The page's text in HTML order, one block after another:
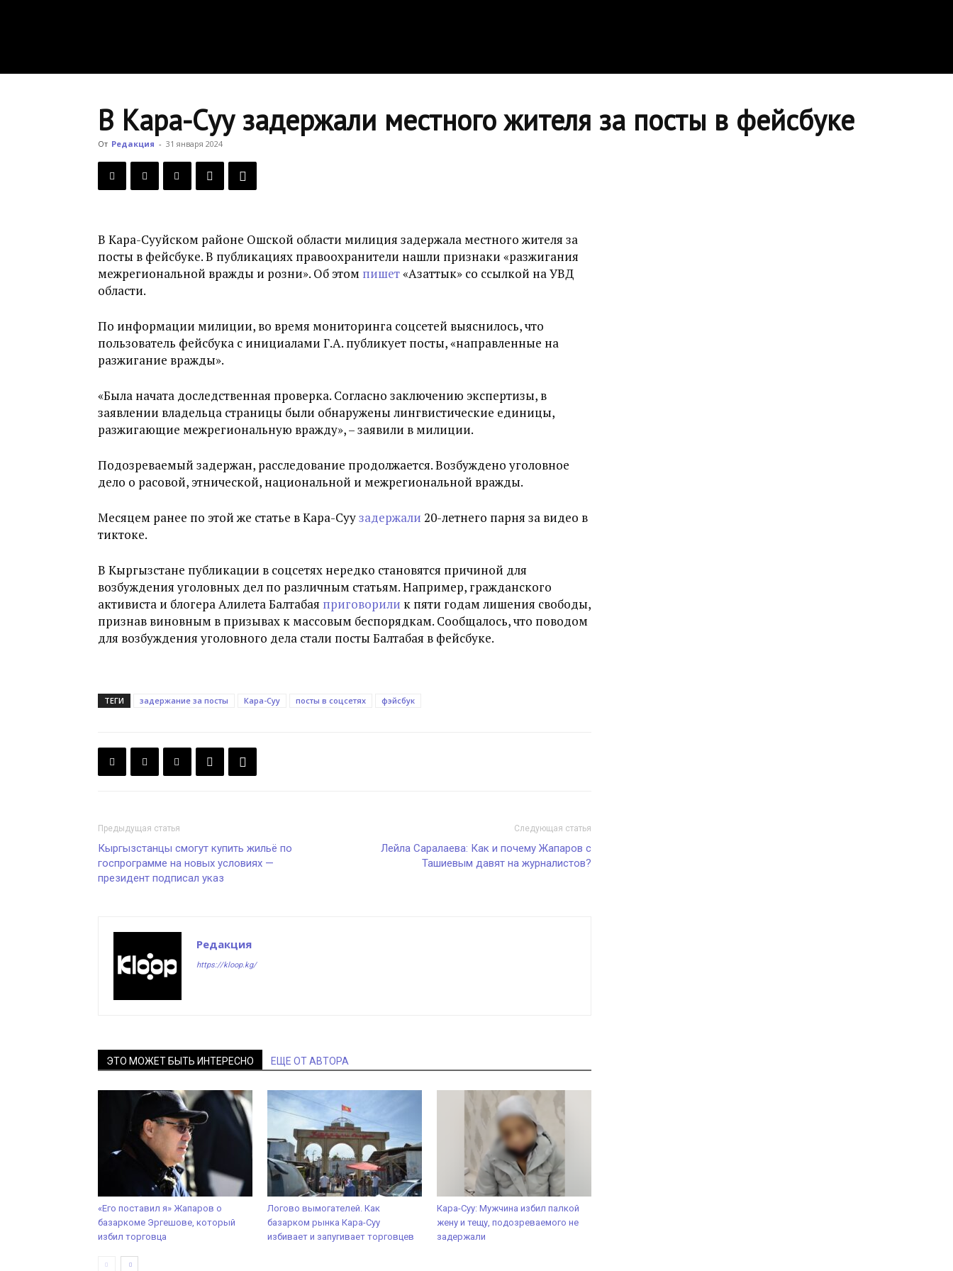
В Кара-Суу задержали местного жителя за посты в фейсбуке
От Редакция - 31 января 2024
В Кара-Сууйском районе Ошской области милиция задержала местного жителя за
посты в фейсбуке. В публикациях правоохранители нашли признаки «разжигания
межрегиональной вражды и розни». Об этом пишет«Азаттык» со ссылкой на УВД
области.
По информации милиции, во время мониторинга соцсетей выяснилось, что
пользователь фейсбука с инициалами Г.А. публикует посты, «направленные на
разжигание вражды».
«Была начата доследственная проверка. Согласно заключению экспертизы, в
заявлении владельца страницы были обнаружены лингвистические единицы,
разжигающие межрегиональную вражду», – заявили в милиции.
Подозреваемый задержан, расследование продолжается. Возбуждено уголовное
дело о расовой, этнической, национальной и межрегиональной вражды.
Месяцем ранее по этой же статье в Кара-Суузадержали 20-летнего парня за видео в
тиктоке.
В Кыргызстане публикации в соцсетях нередко становятся причиной для
возбуждения уголовных дел по различным статьям. Например, гражданского
активиста и блогера Алилета Балтабая приговорили к пяти годам лишения свободы,
признав виновным в призывах к массовым беспорядкам. Сообщалось, что поводом
для возбуждения уголовного дела стали посты Балтабая в фейсбуке.
ТЕГИ задержание за посты Кара-Суу посты в соцсетях фэйсбук
Предыдущая статья
Кыргызстанцы смогут купить жильё по
госпрограмме на новых условиях —
президент подписал указ
Следующая статья
Лейла Саралаева: Как и почему Жапаров с
Ташиевым давят на журналистов?
Редакция
https://kloop.kg/
ЭТО МОЖЕТ БЫТЬ ИНТЕРЕСНО ЕЩЕ ОТ АВТОРА
«Его поставил я» Жапаров о
базаркоме Эргешове, который
избил торговца
Логово вымогателей. Как
базарком рынка Кара-Суу
избивает и запугивает торговцев
Кара-Суу: Мужчина избил палкой
жену и тещу, подозреваемого не
задержали